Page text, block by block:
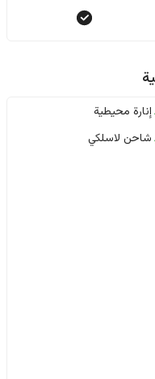
إنارة محيطية
شاحن لاسلكي